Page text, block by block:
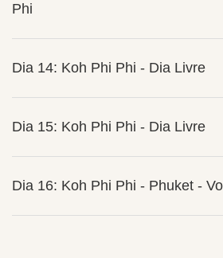
Phi
Dia 14: Koh Phi Phi - Dia Livre
Dia 15: Koh Phi Phi - Dia Livre
Dia 16: Koh Phi Phi - Phuket -